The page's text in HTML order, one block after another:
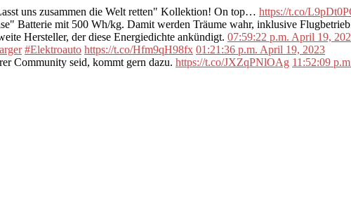
uns zusammen die Welt retten" Kollektion! On top… https://t.co/
Batterie mit 500 Wh/kg. Damit werden Träume wahr, inklusive
Hersteller, der diese Energiedichte ankündigt. 07:59:22 p.m. April 19,
#Elektroauto https://t.co/Hfm9qH98fx 01:21:36 p.m. April 19, 2023
Community seid, kommt gern dazu. https://t.co/JXZqPNlOAg 11:52:09